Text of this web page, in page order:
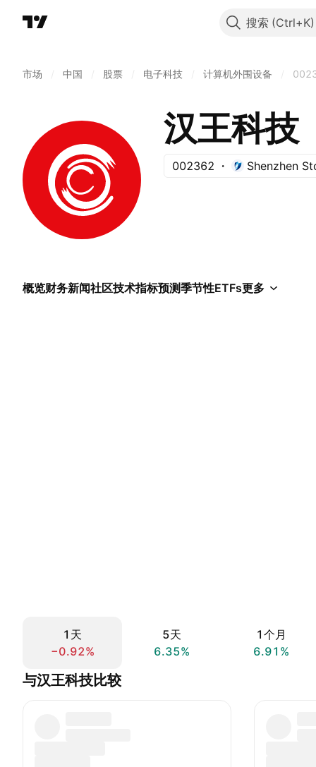
搜索
市场 中国 股票 电子科技 计算机外围设备
汉王科技
002362 Shenzhen
概览财务新闻社区技术指标预测季节性ETFs更多
1天
−0.92%
5天
6.35%
1个月
6.91%
与汉王科技比较